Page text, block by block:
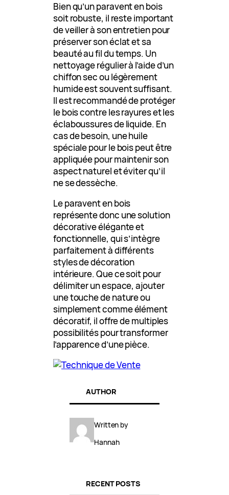
Bien qu’un paravent en bois
soit robuste, il reste important
de veiller à son entretien pour
préserver son éclat et sa
beauté au fil du temps. Un
nettoyage régulier à l’aide d’un
chiffon sec ou légèrement
humide est souvent suffisant.
Il est recommandé de protéger
le bois contre les rayures et les
éclaboussures de liquide. En
cas de besoin, une huile
spéciale pour le bois peut être
appliquée pour maintenir son
aspect naturel et éviter qu’il
ne se dessèche.
Le paravent en bois
représente donc une solution
décorative élégante et
fonctionnelle, qui s’intègre
parfaitement à différents
styles de décoration
intérieure. Que ce soit pour
délimiter un espace, ajouter
une touche de nature ou
simplement comme élément
décoratif, il offre de multiples
possibilités pour transformer
l’apparence d’une pièce.
AUTHOR
Written by
Hannah
RECENT POSTS